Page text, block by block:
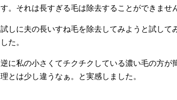
す。それは長すぎる毛は除去することができませ
試しに夫の長いすね毛を除去してみようと試し
した。
逆に私の小さくてチクチクしている濃い毛の方
理とは少し違うなぁ。と実感しました。